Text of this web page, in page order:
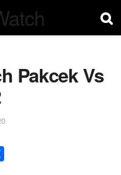
Pakcek Vs